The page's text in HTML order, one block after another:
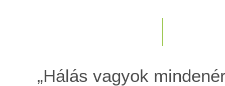
„Hálás vagyok